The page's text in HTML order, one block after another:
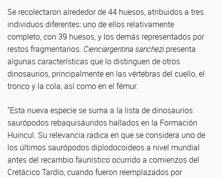
Se recolectaron alrededor de 44 huesos, atribuidos a tres
individuos diferentes: uno de ellos relativamente
completo, con 39 huesos, y los demás representados por
restos fragmentarios. Cienciargentina sanchezipresenta
algunas características que lo distinguen de otros
dinosaurios, principalmente en las vértebras del cuello, el
tronco y la cola, así como en el fémur.
"Esta nueva especie se suma a la lista de dinosaurios
saurópodos rebaquisáuridos hallados en la Formación
Huincul. Su relevancia radica en que se considera uno de
los últimos saurópodos diplodocoideos a nivel mundial
antes del recambio faunístico ocurrido a comienzos del
Cretácico Tardío, cuando fueron reemplazados por